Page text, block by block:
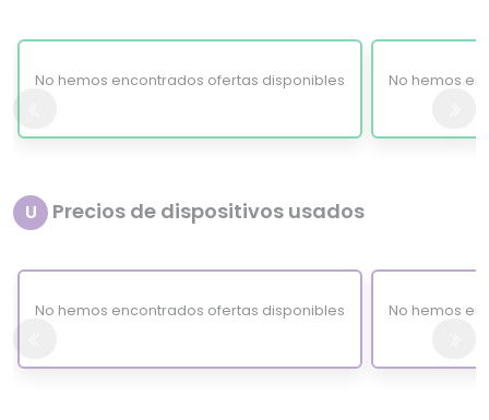
No hemos encontrados ofertas disponibles No hemos
U Precios de dispositivos usados
No hemos encontrados ofertas disponibles No hemos